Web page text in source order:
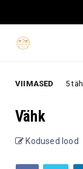
VIIMASED
Neil 5
Vähk
Kodused lood